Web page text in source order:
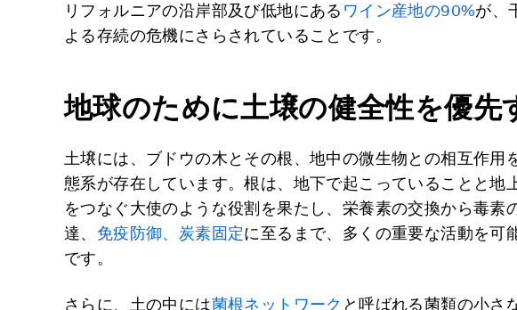
リフォルニアの沿岸部及び低地にある ワイン産地の90%が、
よる存続の危機にさらされていることです。
地球のために土壌の健全性を優先
土壌には、ブドウの木とその根、地中の微生物との相互作用
態系が存在しています。根は、地下で起こっていることと地
をつなぐ大使のような役割を果たし、栄養素の交換から毒素
達、 免疫防御、炭素固定に至るまで、多くの重要な活動を可
です。
さらに、土の中には菌根ネットワーク と呼ばれる菌類の小さ